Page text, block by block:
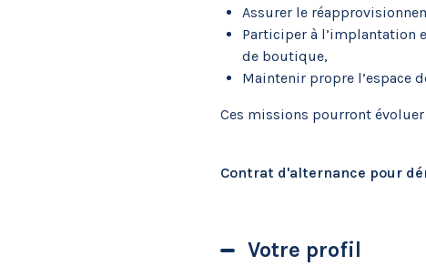
Assurer le
Participer à l’implantation
de boutique,
Maintenir propre l’espace
Ces missions pourront
Contrat d'alternance pour
Votre profil